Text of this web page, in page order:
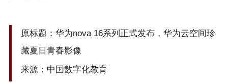
原标题：华为nova 16系列正式发布，华为云空间珍
藏夏日青春影像
来源：中国数字化教育